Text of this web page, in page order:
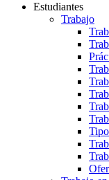
Estudiantes
Trabajo